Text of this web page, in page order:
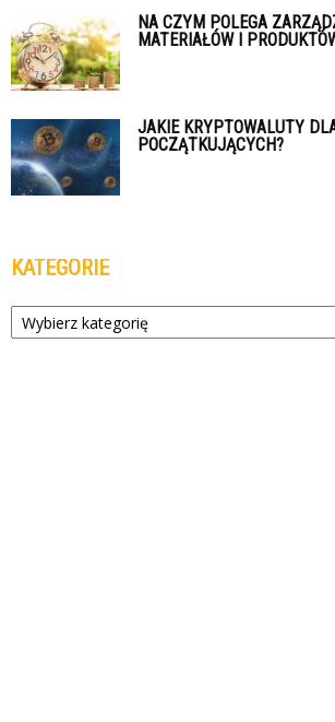
NA CZYM POLEGA
MATERIAŁÓW I
JAKIE KRYPTOWALUTY
POCZĄTKUJĄCYCH?
KATEGORIE
Kategorie